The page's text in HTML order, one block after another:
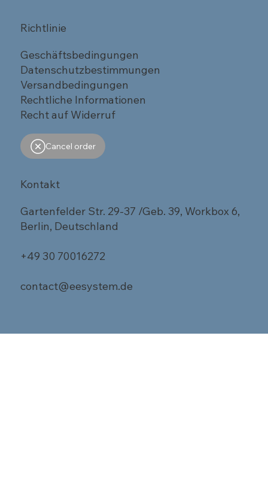
Richtlinie
Geschäftsbedingungen
Datenschutzbestimmungen
Versandbedingungen
Rechtliche Informationen
Recht auf Widerruf
Cancel order
Kontakt
Gartenfelder Str. 29-37 /Geb. 39, Workbox 6,
Berlin, Deutschland
+49 30 70016272
contact@eesystem.de